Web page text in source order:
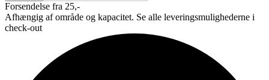
Forsendelse fra 25,-
Afhængig af område og kapacitet. Se alle leveringsmulighederne i
check-out